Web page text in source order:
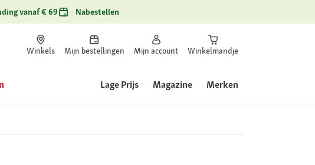
vanaf € 69 Nabestellen
Winkels Mijn bestellingen Mijn account Winkelmandje
Lage Prijs Magazine Merken